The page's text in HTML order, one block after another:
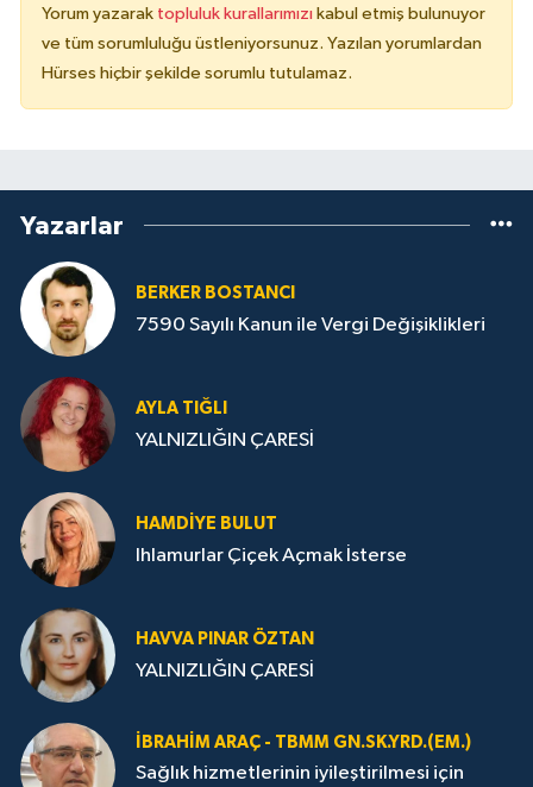
Yorum yazarak topluluk kurallarımızı kabul etmiş bulunuyor
ve tüm sorumluluğu üstleniyorsunuz. Yazılan yorumlardan
Hürses hiçbir şekilde sorumlu tutulamaz.
Yazarlar
BERKER BOSTANCI
7590 Sayılı Kanun ile Vergi Değişiklikleri
AYLA TIĞLI
YALNIZLIĞIN ÇARESİ
HAMDIYE BULUT
Ihlamurlar Çiçek Açmak İsterse
HAVVA PINAR ÖZTAN
YALNIZLIĞIN ÇARESİ
İBRAHIM ARAÇ - TBMM GN.SK.YRD.(EM.)
Sağlık hizmetlerinin iyileştirilmesi için